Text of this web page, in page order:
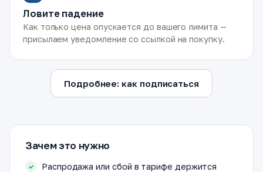
Ловите падение
Как только цена опускается до вашего лимита —
присылаем уведомление со ссылкой на покупку.
Подробнее: как подписаться
Зачем это нужно
Распродажа или сбой в тарифе держится